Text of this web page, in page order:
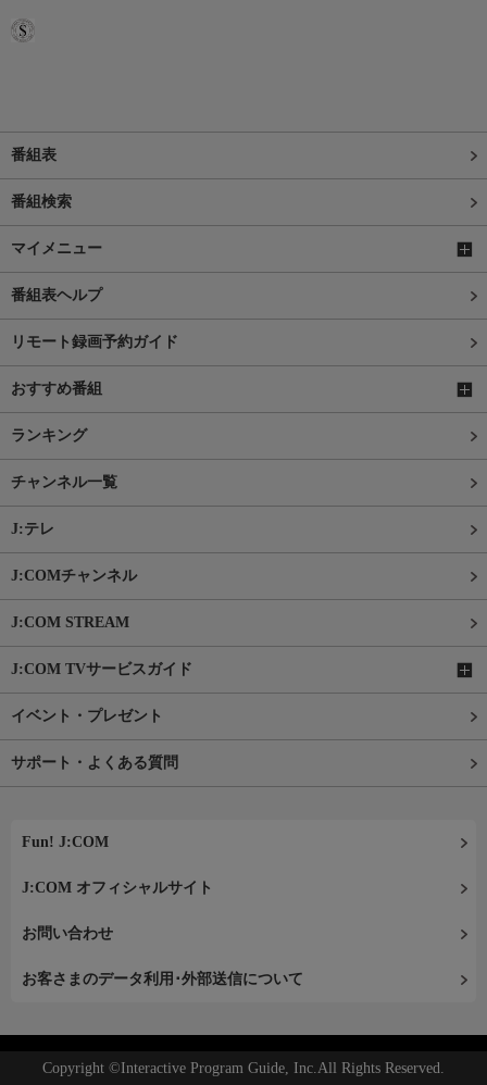
番組表
番組検索
マイメニュー
番組表ヘルプ
リモート録画予約ガイド
おすすめ番組
ランキング
チャンネル一覧
J:テレ
J:COMチャンネル
J:COM STREAM
J:COM TVサービスガイド
イベント・プレゼント
サポート・よくある質問
Fun! J:COM
J:COM オフィシャルサイト
お問い合わせ
お客さまのデータ利用･外部送信について
Copyright ©Interactive Program Guide, Inc.All Rights Reserved.